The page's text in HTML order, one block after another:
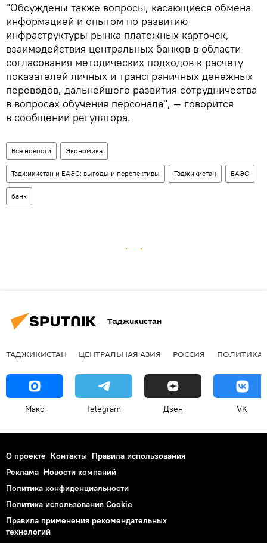
"Обсуждены также вопросы, касающиеся обмена
информацией и опытом по развитию
инфраструктуры рынка платежных карточек,
взаимодействия центральных банков в области
согласования методических подходов к расчету
показателей личных и трансграничных денежных
переводов, дальнейшего развития сотрудничества
в вопросах обучения персонала", — говорится
в сообщении регулятора.
Все новости Экономика
Таджикистан и ЕАЭС: выгоды и перспективы Таджикистан ЕАЭС
банк
Таджикистан
ТАДЖИКИСТАН ЦЕНТРАЛЬНАЯ АЗИЯ РОССИЯ ПОЛИТИКА
Макс Telegram Дзен VK
О проекте Контакты Правила использования
Реклама Новости компаний
Политика конфиденциальности
Политика использования Cookie
Правила применения рекомендательных
технологий